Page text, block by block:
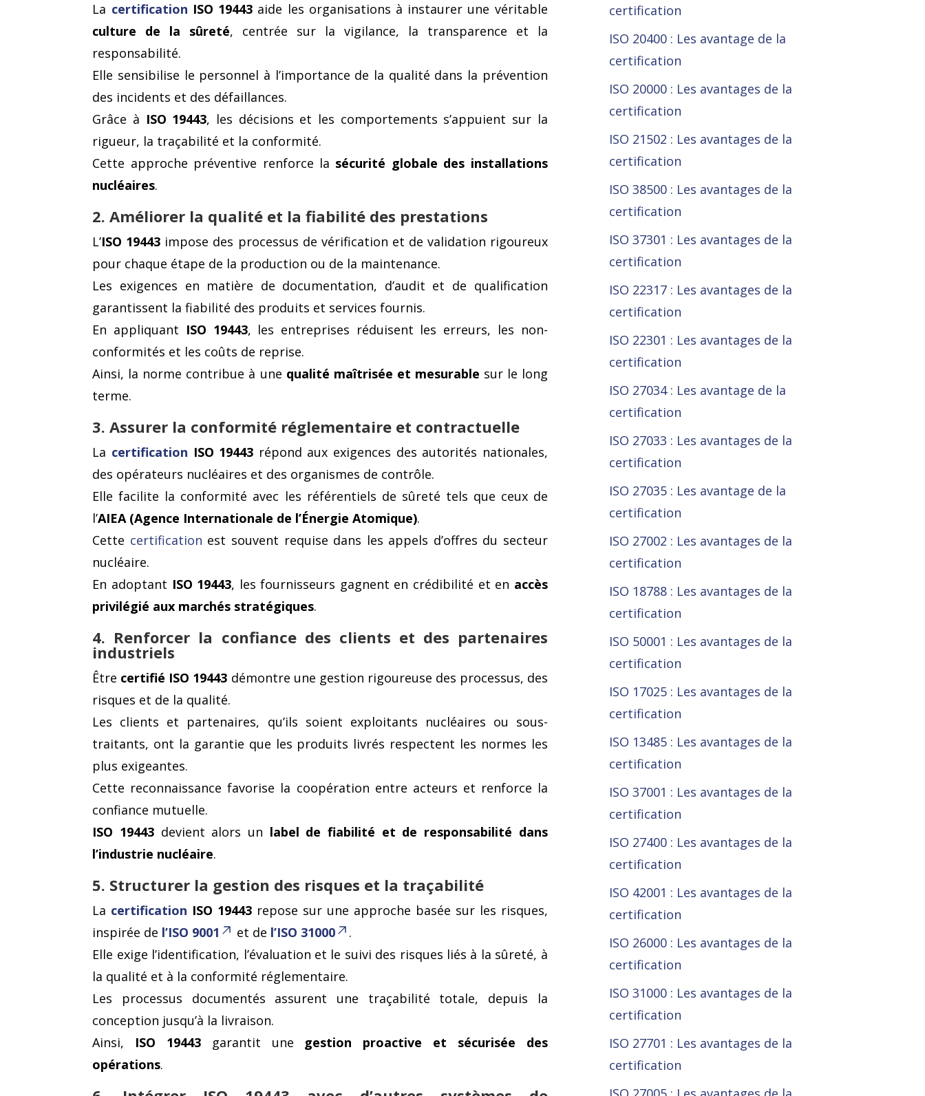
La certification ISO 19443 aide les organisations à instaurer une véritable
culture de la sûreté, centrée sur la vigilance, la transparence et la
responsabilité.
Elle sensibilise le personnel à l’importance de la qualité dans la prévention
des incidents et des défaillances.
Grâce à ISO 19443, les décisions et les comportements s’appuient sur la
rigueur, la traçabilité et la conformité.
Cette approche préventive renforce la sécurité globale des installations
nucléaires.
2. Améliorer la qualité et la fiabilité des prestations
L’ISO 19443 impose des processus de vérification et de validation rigoureux
pour chaque étape de la production ou de la maintenance.
Les exigences en matière de documentation, d’audit et de qualification
garantissent la fiabilité des produits et services fournis.
En appliquant ISO 19443, les entreprises réduisent les erreurs, les non-
conformités et les coûts de reprise.
Ainsi, la norme contribue à une qualité maîtrisée et mesurable sur le long
terme.
3. Assurer la conformité réglementaire et contractuelle
La certification ISO 19443 répond aux exigences des autorités nationales,
des opérateurs nucléaires et des organismes de contrôle.
Elle facilite la conformité avec les référentiels de sûreté tels que ceux de
l’AIEA (Agence Internationale de l’Énergie Atomique).
Cette certification est souvent requise dans les appels d’offres du secteur
nucléaire.
En adoptant ISO 19443, les fournisseurs gagnent en crédibilité et en accès
privilégié aux marchés stratégiques.
4. Renforcer la confiance des clients et des partenaires
industriels
Être certifié ISO 19443 démontre une gestion rigoureuse des processus, des
risques et de la qualité.
Les clients et partenaires, qu’ils soient exploitants nucléaires ou sous-
traitants, ont la garantie que les produits livrés respectent les normes les
plus exigeantes.
Cette reconnaissance favorise la coopération entre acteurs et renforce la
confiance mutuelle.
ISO 19443 devient alors un label de fiabilité et de responsabilité dans
l’industrie nucléaire.
5. Structurer la gestion des risques et la traçabilité
La certification ISO 19443 repose sur une approche basée sur les risques,
inspirée de l’ISO 9001 et de l’ISO 31000
.
Elle exige l’identification, l’évaluation et le suivi des risques liés à la sûreté, à
la qualité et à la conformité réglementaire.
Les processus documentés assurent une traçabilité totale, depuis la
conception jusqu’à la livraison.
Ainsi, ISO 19443 garantit une gestion proactive et sécurisée des
opérations.
certification
ISO 20400 : Les avantage de la
certification
ISO 20000 : Les avantages de la
certification
ISO 21502 : Les avantages de la
certification
ISO 38500 : Les avantages de la
certification
ISO 37301 : Les avantages de la
certification
ISO 22317 : Les avantages de la
certification
ISO 22301 : Les avantages de la
certification
ISO 27034 : Les avantage de la
certification
ISO 27033 : Les avantages de la
certification
ISO 27035 : Les avantage de la
certification
ISO 27002 : Les avantages de la
certification
ISO 18788 : Les avantages de la
certification
ISO 50001 : Les avantages de la
certification
ISO 17025 : Les avantages de la
certification
ISO 13485 : Les avantages de la
certification
ISO 37001 : Les avantages de la
certification
ISO 27400 : Les avantages de la
certification
ISO 42001 : Les avantages de la
certification
ISO 26000 : Les avantages de la
certification
ISO 31000 : Les avantages de la
certification
ISO 27701 : Les avantages de la
certification